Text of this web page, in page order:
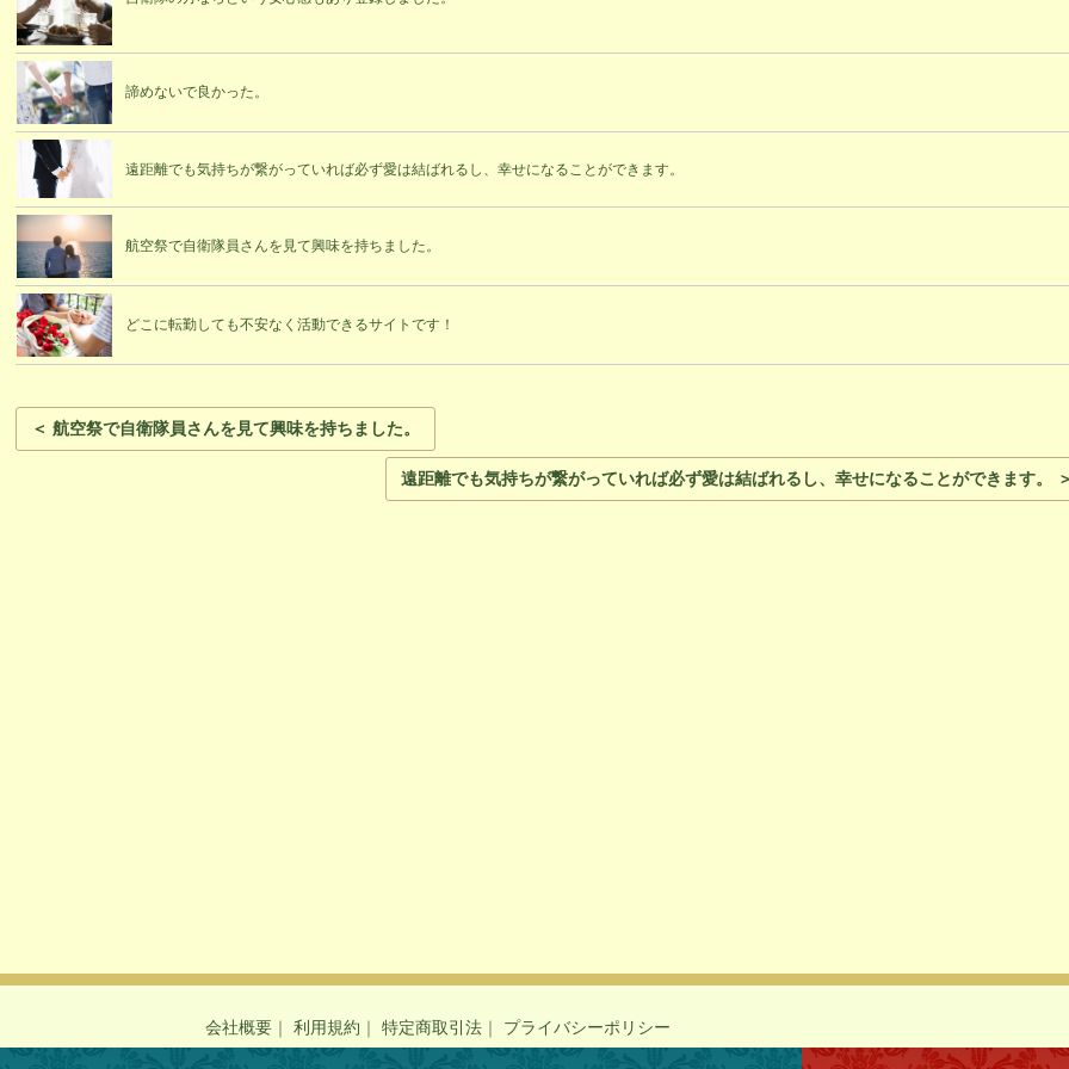
諦めないで良かった。
遠距離でも気持ちが繋がっていれば必ず愛は結ばれるし、幸せになることができます。
航空祭で自衛隊員さんを見て興味を持ちました。
どこに転勤しても不安なく活動できるサイトです！
＜ 航空祭で自衛隊員さんを見て興味を持ちました。
遠距離でも気持ちが繋がっていれば必ず愛は結ばれるし、幸せになることができます。
会社概要 ｜ 利用規約 ｜ 特定商取引法 ｜ プライバシーポリシー